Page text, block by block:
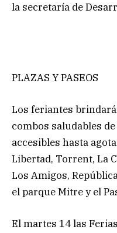
la secretaría de
PLAZAS Y PASEOS
Los feriantes
combos saludables
accesibles hasta
Libertad, Torrent, La
Los Amigos,
el parque Mitre y el
El martes 14 las